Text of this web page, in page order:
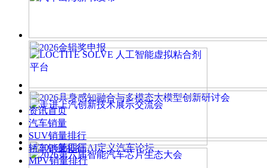
资讯首页
汽车销量
SUV销量排行
轿车销量排行
MPV销量排行